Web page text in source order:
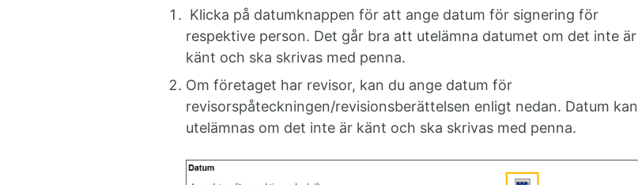
Klicka på datumknappen för att ange datum för signering för
respektive person. Det går bra att utelämna datumet om det inte är
känt och ska skrivas med penna.
Om företaget har revisor, kan du ange datum för
revisorspåteckningen/revisionsberättelsen enligt nedan. Datum kan
utelämnas om det inte är känt och ska skrivas med penna.